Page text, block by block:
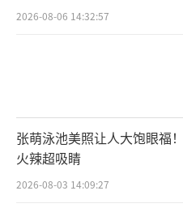
2026-08-06 14:32:57
张萌泳池美照让人大饱眼福
火辣超吸睛
2026-08-03 14:09:27